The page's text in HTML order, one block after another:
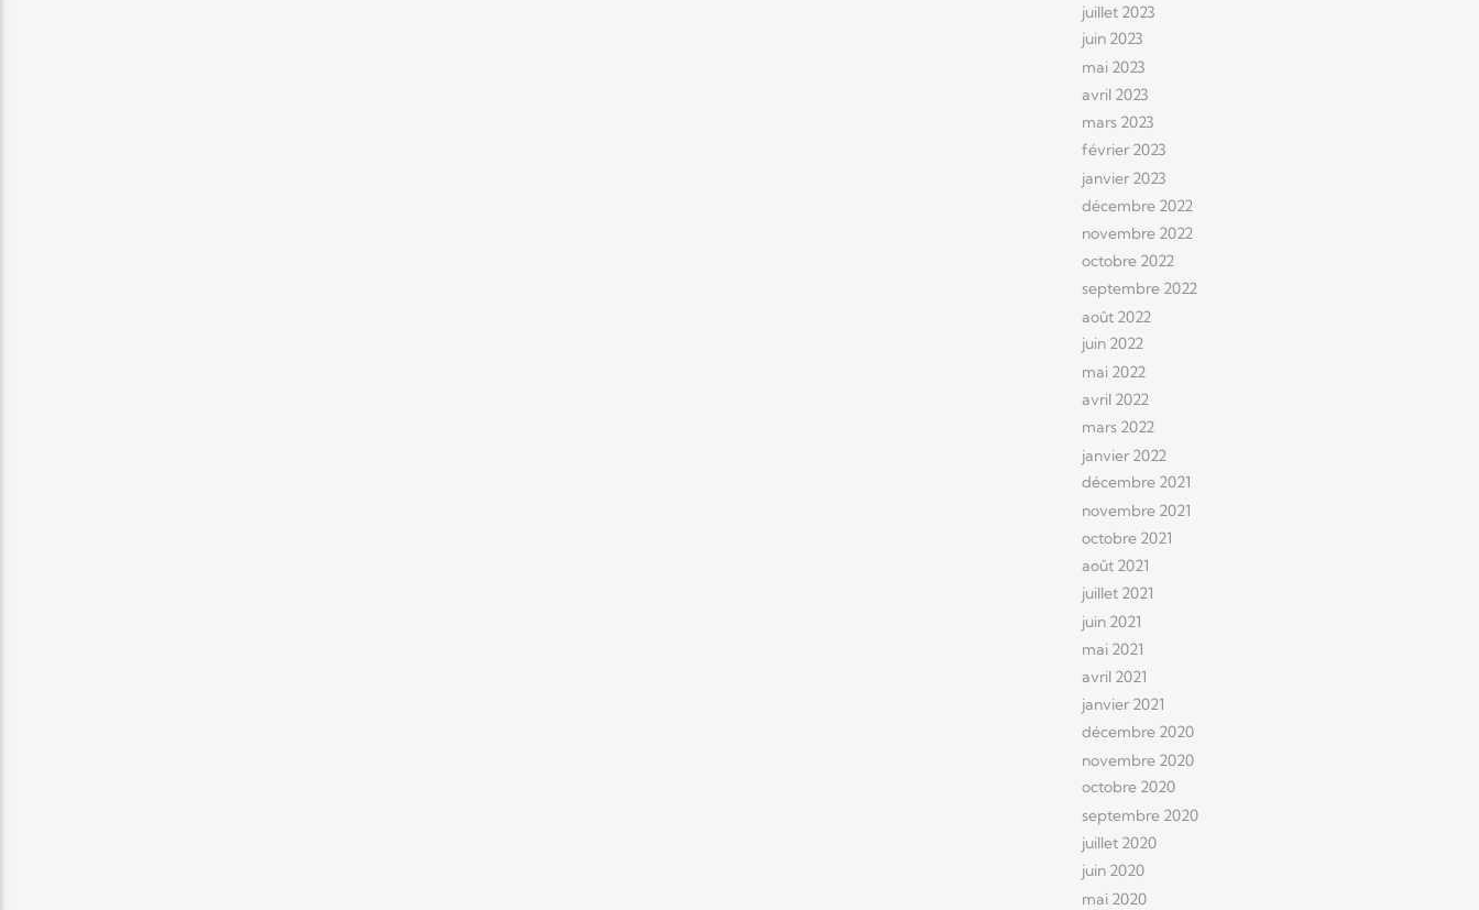
juillet 2023
juin 2023
mai 2023
avril 2023
mars 2023
février 2023
janvier 2023
décembre 2022
novembre 2022
octobre 2022
septembre 2022
août 2022
juin 2022
mai 2022
avril 2022
mars 2022
janvier 2022
décembre 2021
novembre 2021
octobre 2021
août 2021
juillet 2021
juin 2021
mai 2021
avril 2021
janvier 2021
décembre 2020
novembre 2020
octobre 2020
septembre 2020
juillet 2020
juin 2020
mai 2020